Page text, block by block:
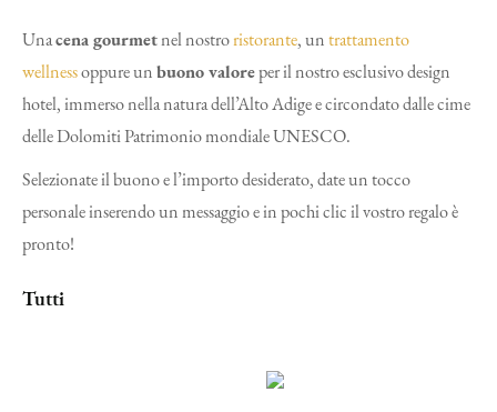
Unacena gourmetnel nostroristorante, untrattamento
wellnessoppure unbuono valoreper il nostro esclusivo design
hotel, immerso nella natura dell’Alto Adige e circondato dalle cime
delle Dolomiti Patrimonio mondiale UNESCO.
Selezionate il buono e l’importo desiderato, date un tocco
personale inserendo un messaggio e in pochi clic il vostro regalo è
pronto!